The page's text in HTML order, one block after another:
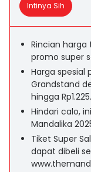
Intinya Sih
Rincian harga
promo super
Harga spesial
Grandstand
hingga
Hindari calo,
Mandalika
Tiket Super
dapat dibeli